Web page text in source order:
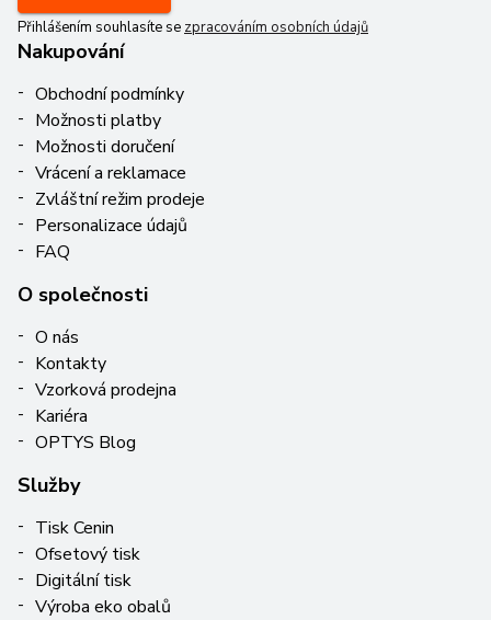
Přihlášením souhlasíte se zpracováním osobních údajů
Nakupování
Obchodní podmínky
Možnosti platby
Možnosti doručení
Vrácení a reklamace
Zvláštní režim prodeje
Personalizace údajů
FAQ
O společnosti
O nás
Kontakty
Vzorková prodejna
Kariéra
OPTYS Blog
Služby
Tisk Cenin
Ofsetový tisk
Digitální tisk
Výroba eko obalů